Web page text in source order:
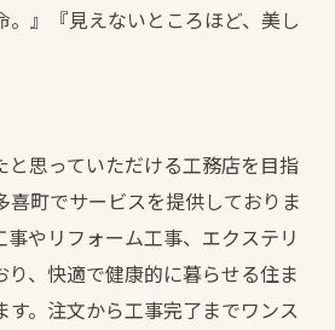
。』『見えないところほど、美し
と思っていただける工務店を目指
喜町でサービスを提供しておりま
やリフォーム工事、エクステリ
り、快適で健康的に暮らせる住ま
す。注文から工事完了までワンス